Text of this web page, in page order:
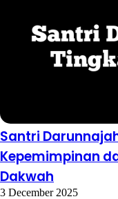
Santri
Kepemimpinan
Dakwah
3 December 2025